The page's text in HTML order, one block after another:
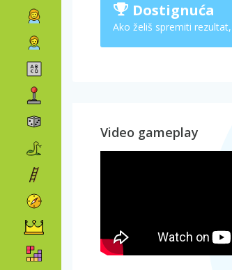
Dostignuća
Ako želiš spremiti rezultat,
Video gameplay